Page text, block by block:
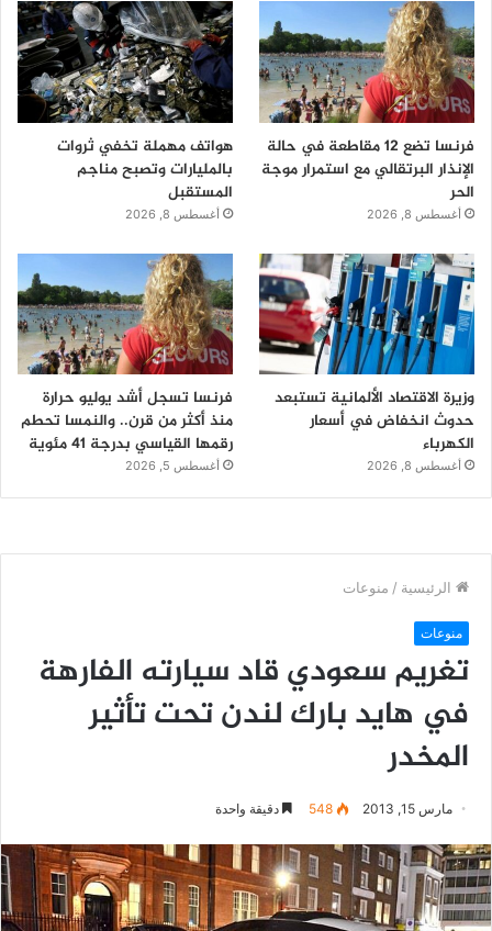
فرنسا تضع 12 مقاطعة في حالة
الإنذار البرتقالي مع استمرار موجة
الحر
أغسطس 8, 2026
هواتف مهملة تخفي ثروات
بالمليارات وتصبح مناجم
المستقبل
أغسطس 8, 2026
وزيرة الاقتصاد الألمانية تستبعد
حدوث انخفاض في أسعار
الكهرباء
أغسطس 8, 2026
فرنسا تسجل أشد يوليو حرارة
منذ أكثر من قرن.. والنمسا تحطم
رقمها القياسي بدرجة 41 مئوية
أغسطس 5, 2026